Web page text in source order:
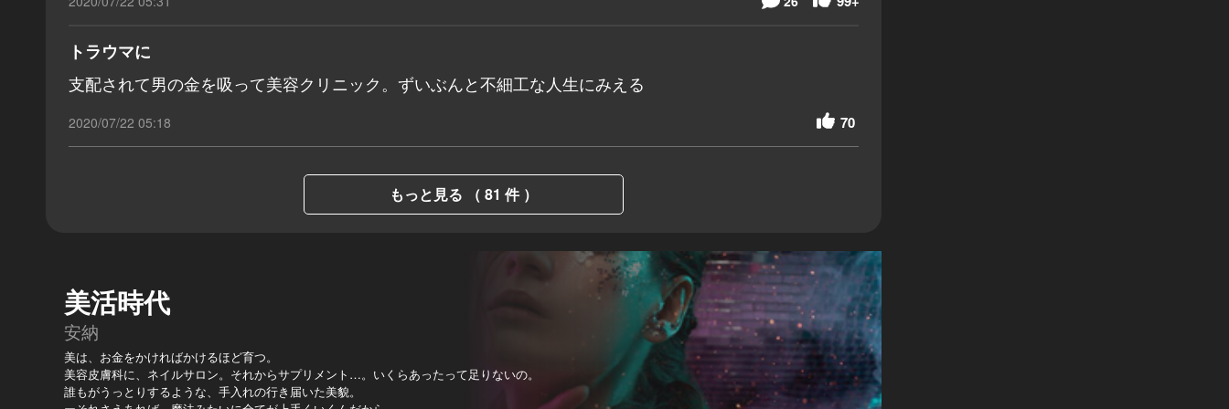
トラウマに
支配されて男の金を吸って美容クリニック。ずいぶんと不細工な人生にみえる
2020/07/22 05:18 70
もっと見る （ 81 件 ）
美活時代
安納
美は、お金をかければかけるほど育つ。
美容皮膚科に、ネイルサロン。それからサプリメント…。いくらあったって足りないの。
誰もがうっとりするような、手入れの行き届いた美貌。